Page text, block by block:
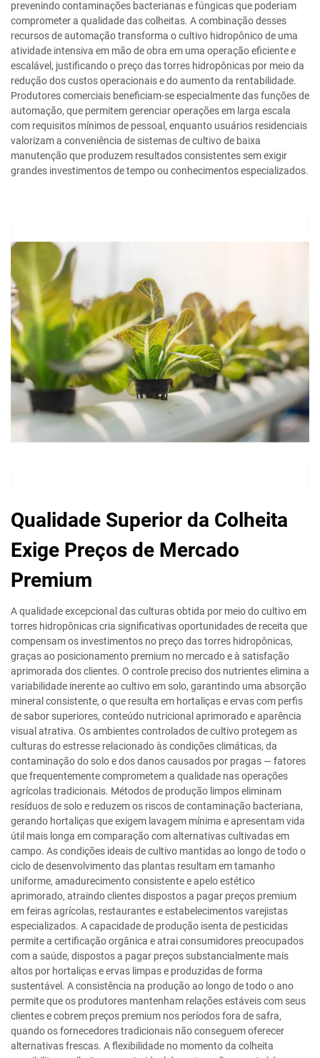
prevenindo contaminações bacterianas e fúngicas que poderiam
comprometer a qualidade das colheitas. A combinação desses
recursos de automação transforma o cultivo hidropônico de uma
atividade intensiva em mão de obra em uma operação eficiente e
escalável, justificando o preço das torres hidropônicas por meio da
redução dos custos operacionais e do aumento da rentabilidade.
Produtores comerciais beneficiam-se especialmente das funções de
automação, que permitem gerenciar operações em larga escala
com requisitos mínimos de pessoal, enquanto usuários residenciais
valorizam a conveniência de sistemas de cultivo de baixa
manutenção que produzem resultados consistentes sem exigir
grandes investimentos de tempo ou conhecimentos especializados.
Qualidade Superior da Colheita
Exige Preços de Mercado
Premium
A qualidade excepcional das culturas obtida por meio do cultivo em
torres hidropônicas cria significativas oportunidades de receita que
compensam os investimentos no preço das torres hidropônicas,
graças ao posicionamento premium no mercado e à satisfação
aprimorada dos clientes. O controle preciso dos nutrientes elimina a
variabilidade inerente ao cultivo em solo, garantindo uma absorção
mineral consistente, o que resulta em hortaliças e ervas com perfis
de sabor superiores, conteúdo nutricional aprimorado e aparência
visual atrativa. Os ambientes controlados de cultivo protegem as
culturas do estresse relacionado às condições climáticas, da
contaminação do solo e dos danos causados por pragas — fatores
que frequentemente comprometem a qualidade nas operações
agrícolas tradicionais. Métodos de produção limpos eliminam
resíduos de solo e reduzem os riscos de contaminação bacteriana,
gerando hortaliças que exigem lavagem mínima e apresentam vida
útil mais longa em comparação com alternativas cultivadas em
campo. As condições ideais de cultivo mantidas ao longo de todo o
ciclo de desenvolvimento das plantas resultam em tamanho
uniforme, amadurecimento consistente e apelo estético
aprimorado, atraindo clientes dispostos a pagar preços premium
em feiras agrícolas, restaurantes e estabelecimentos varejistas
especializados. A capacidade de produção isenta de pesticidas
permite a certificação orgânica e atrai consumidores preocupados
com a saúde, dispostos a pagar preços substancialmente mais
altos por hortaliças e ervas limpas e produzidas de forma
sustentável. A consistência na produção ao longo de todo o ano
permite que os produtores mantenham relações estáveis com seus
clientes e cobrem preços premium nos períodos fora de safra,
quando os fornecedores tradicionais não conseguem oferecer
alternativas frescas. A flexibilidade no momento da colheita